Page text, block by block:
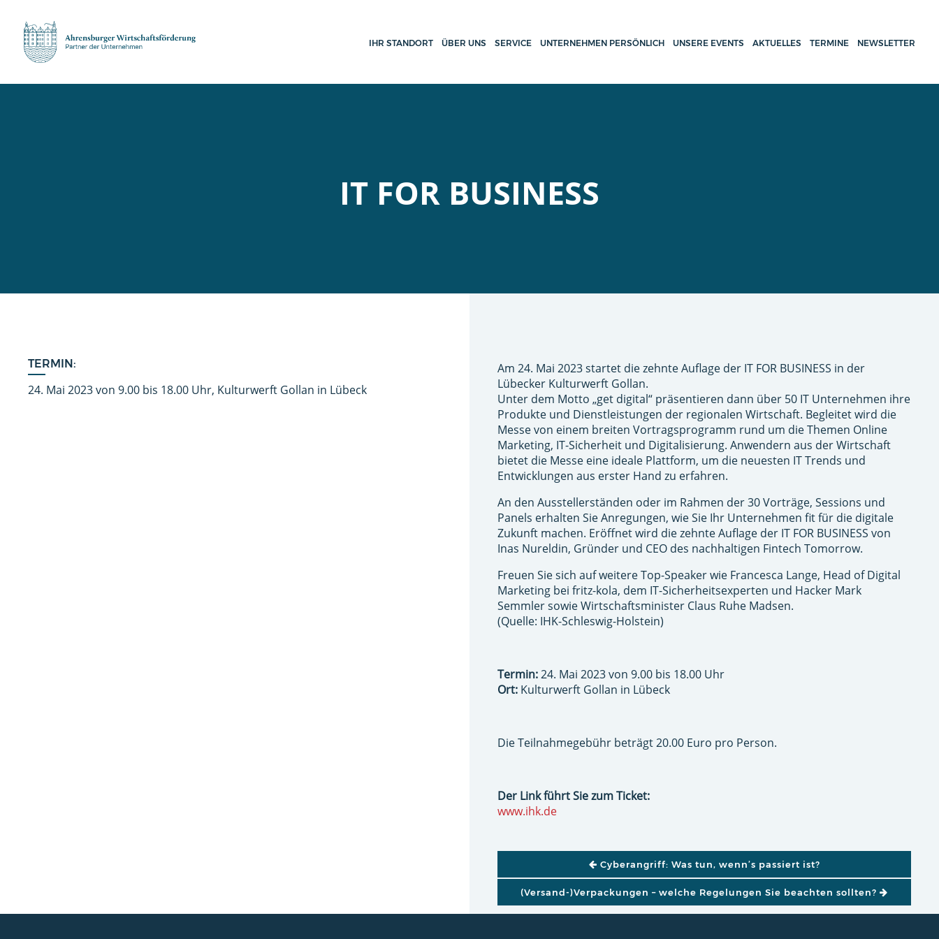
IHR STANDORT ÜBER UNS SERVICE UNTERNEHMEN PERSÖNLICH UNSERE EVENTS AKTUELLES TERMINE NEWSLETTER
IT FOR BUSINESS
TERMIN:
24. Mai 2023 von 9.00 bis 18.00 Uhr, Kulturwerft Gollan in Lübeck
Am 24. Mai 2023 startet die zehnte Auflage der IT FOR BUSINESS in der
Lübecker Kulturwerft Gollan.
Unter dem Motto „get digital“ präsentieren dann über 50 IT Unternehmen ihre
Produkte und Dienstleistungen der regionalen Wirtschaft. Begleitet wird die
Messe von einem breiten Vortragsprogramm rund um die Themen Online
Marketing, IT-Sicherheit und Digitalisierung. Anwendern aus der Wirtschaft
bietet die Messe eine ideale Plattform, um die neuesten IT Trends und
Entwicklungen aus erster Hand zu erfahren.
An den Ausstellerständen oder im Rahmen der 30 Vorträge, Sessions und
Panels erhalten Sie Anregungen, wie Sie Ihr Unternehmen fit für die digitale
Zukunft machen. Eröffnet wird die zehnte Auflage der IT FOR BUSINESS von
Inas Nureldin, Gründer und CEO des nachhaltigen Fintech Tomorrow.
Freuen Sie sich auf weitere Top-Speaker wie Francesca Lange, Head of Digital
Marketing bei fritz-kola, dem IT-Sicherheitsexperten und Hacker Mark
Semmler sowie Wirtschaftsminister Claus Ruhe Madsen.
(Quelle: IHK-Schleswig-Holstein)
Termin:24. Mai 2023 von 9.00 bis 18.00 Uhr
Ort: Kulturwerft Gollan in Lübeck
Die Teilnahmegebühr beträgt 20.00 Euro pro Person.
Der Link führt Sie zum Ticket:
www.ihk.de
BEITRAGSNAVIGATIONCyberangriff: Was tun, wenn’s passiert ist?
(Versand-)Verpackungen – welche Regelungen Sie beachten sollten?